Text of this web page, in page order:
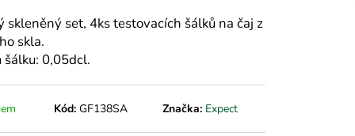
skleněný set, 4ks testovacích šálků na čaj z
skla.
šálku: 0,05dcl.
Kód: GF138SA Značka: Expect